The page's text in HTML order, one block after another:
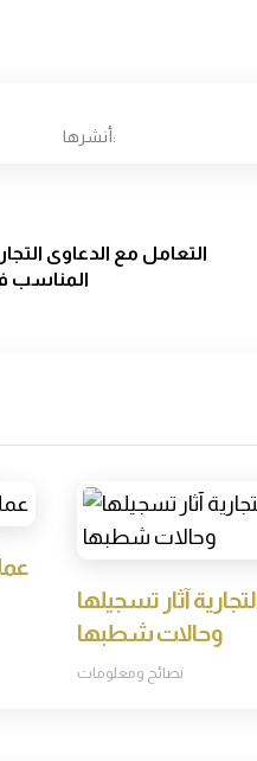
التعامل مع الدعاوى
المناسب
آثار تسجيلها
وحالات شطبها
نصائح ومعلومات